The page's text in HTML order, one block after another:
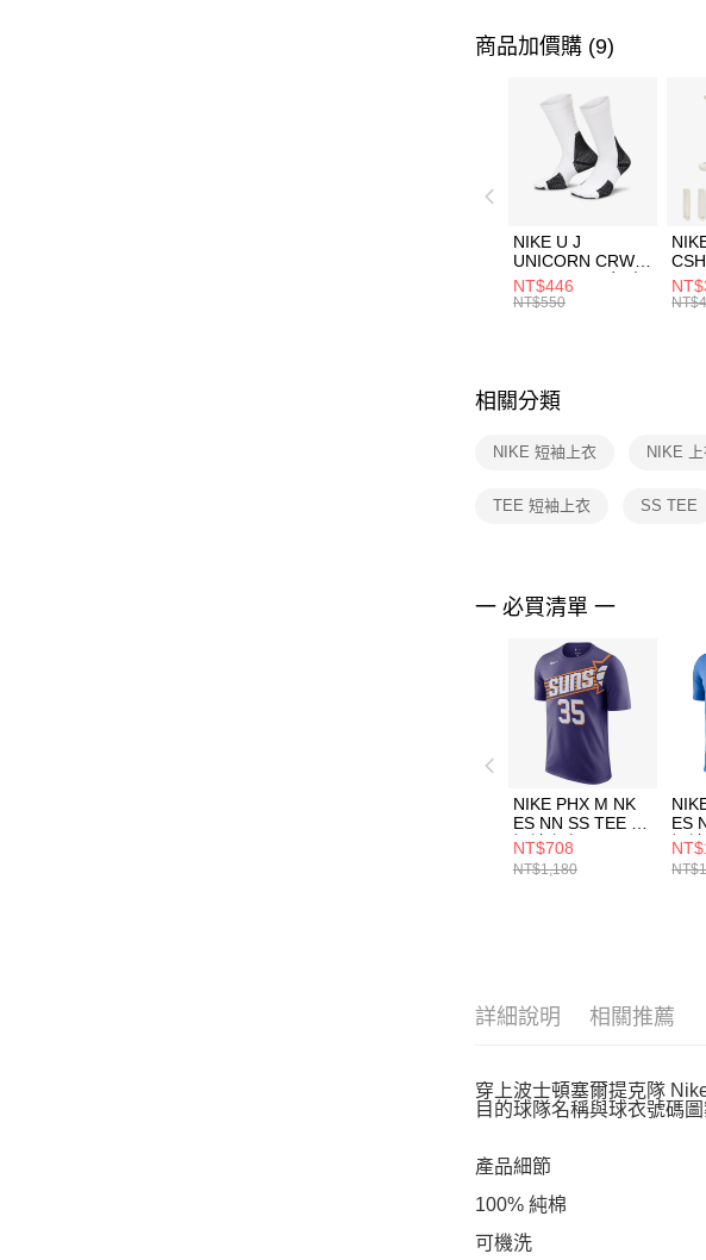
商品加價購 (9)
NIKE U J
UNICORN CRW
1PR -160 男女 中
統襪 FZ3393100
NT$446
NT$550
144
女
相關分類
NIKE 短袖上衣 NIKE
TEE 短袖上衣 SS TEE
一 必買清單 一
NIKE PHX M NK
ES NN SS TEE 男
短袖上衣
FD9807573
NT$708
NT$1,180
ES
短
詳細說明 相關推薦
穿上波士頓塞爾提克隊
目的球隊名稱與球衣號碼
產品細節
100% 純棉
可機洗